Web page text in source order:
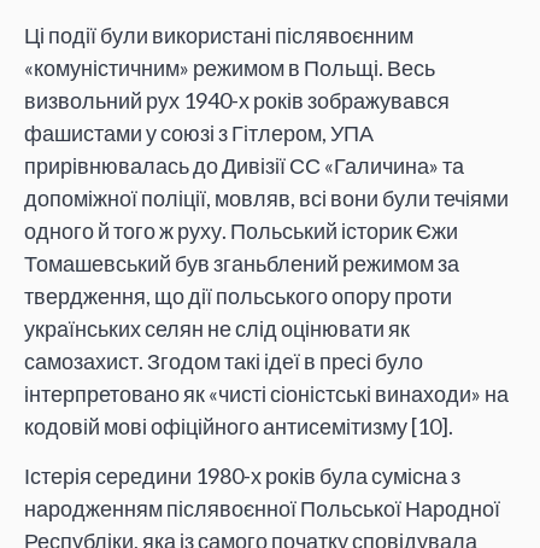
Ці події були використані післявоєнним
«комуністичним» режимом в Польщі. Весь
визвольний рух 1940-х років зображувався
фашистами у союзі з Гітлером, УПА
прирівнювалась до Дивізії СС «Галичина» та
допоміжної поліції, мовляв, всі вони були течіями
одного й того ж руху. Польський історик Єжи
Томашевський був зганьблений режимом за
твердження, що дії польського опору проти
українських селян не слід оцінювати як
самозахист. Згодом такі ідеї в пресі було
інтерпретовано як «чисті сіоністські винаходи» на
кодовій мові офіційного антисемітизму [10].
Істерія середини 1980-х років була сумісна з
народженням післявоєнної Польської Народної
Республіки, яка із самого початку сповідувала